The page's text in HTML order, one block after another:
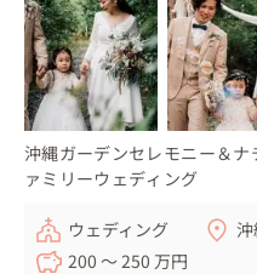
沖縄ガーデンセレモニー＆
ァミリーウェディング
ウェディング
200 〜 250 万円